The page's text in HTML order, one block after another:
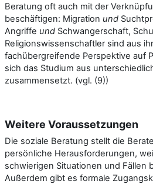
Beratung oft auch mit der
beschäftigen: Migration und
Angriffe und Schwangerschaft,
Religionswissenschaftler sind aus
fachübergreifende Perspektive auf
sich das Studium aus
zusammensetzt. (vgl. (9))
Weitere Voraussetzungen
Die soziale Beratung stellt die
persönliche Herausforderungen,
schwierigen Situationen und Fällen
Außerdem gibt es formale